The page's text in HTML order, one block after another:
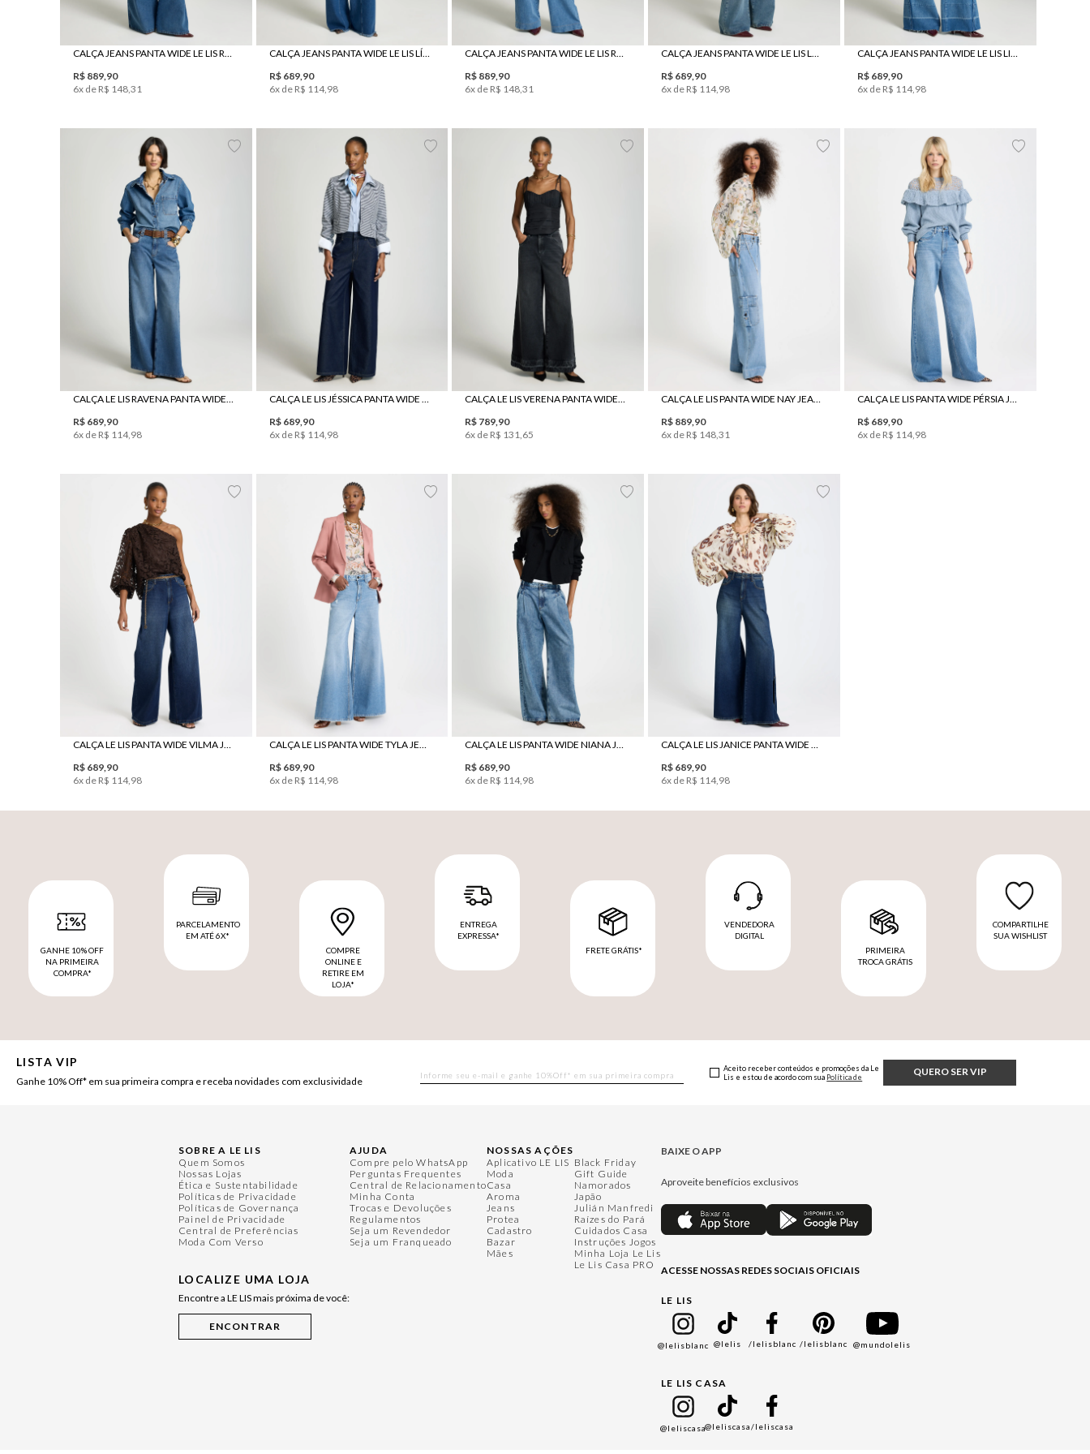
CALÇA JEANS PANTA WIDE LE LIS RORY FEMININA
R$ 889, 90
6x de R$ 148, 31
CALÇA JEANS PANTA WIDE LE LIS LÍVIA FEMININA
R$ 689, 90
6x de R$ 114, 98
CALÇA JEANS PANTA WIDE LE LIS RENATA FEMININA
R$ 889 90
6x de R$ 148 ,31
CALÇA JEANS PANTA WIDE LE LIS LARA FEMININA
R$ 689 90
6x de R$ 114, 98
CALÇA JEANS PANTA WIDE LE LIS LIANA FEMININA
R$ 689 90
6x de R$ 114, 98
34 36 38
CALÇA LE LIS RAVENA PANTA WIDE JEANS FEMININA
R$ 689, 90
6x de R$ 114, 98
34 36 38
CALÇA LE LIS JÉSSICA PANTA WIDE JEANS FEMININA
R$ 689, 90
6x de R$ 114, 98
34 36
CALÇA LE LIS VERENA PANTA WIDE BLACK JEANS FEMININA
R$ 789 90
6x de R$ 131 65
34 36 38
CALÇA LE LIS PANTA WIDE NAY JEANS FEMININA
R$ 889 90
6x de R$ 148 ,31
34 36 38
CALÇA LE LIS PANTA WIDE PÉRSIA JEANS FEMININA
R$ 689 90
6x de R$ 114, 98
36 38
CALÇA LE LIS PANTA WIDE VILMA JEANS FEMININA
R$ 689, 90
6x de R$ 114, 98
34 36 38
CALÇA LE LIS PANTA WIDE TYLA JEANS FEMININA
R$ 689, 90
6x de R$ 114, 98
34 36 38
CALÇA LE LIS PANTA WIDE NIANA JEANS FEMININA
R$ 689 90
6x de R$ 114, 98
36 38
CALÇA LE LIS JANICE PANTA WIDE JEANS FEMININA
R$ 689 90
6x de R$ 114, 98
GANHE 10% OFF
NA PRIMEIRA
COMPRA*
PARCELAMENTO
EM ATÉ 6X*
COMPRE
ONLINE E
RETIRE EM
LOJA*
ENTREGA
EXPRESSA*
FRETE GRÁTIS*
VENDEDORA
DIGITAL
PRIMEIRA
TROCA GRÁTIS
COMPARTILHE
SUA WISHLIST
LISTA VIP
Ganhe 10% Off* em sua primeira compra e receba novidades com exclusividade
QUERO SER VIP
Aceito receber conteúdos e promoções da Le
Lis e estou de acordo com sua Política de
SOBRE A LE LIS
Quem Somos
Nossas Lojas
Ética e Sustentabilidade
Políticas de Privacidade
Políticas de Governança
Painel de Privacidade
Central de Preferências
Moda Com Verso
LOCALIZE UMA LOJA
Encontre a LE LIS mais próxima de você:
AJUDA
Compre pelo WhatsApp
Perguntas Frequentes
Central de Relacionamento
Minha Conta
Trocas e Devoluções
Regulamentos
Seja um Revendedor
Seja um Franqueado
NOSSAS AÇÕES
Aplicativo LE LIS
Moda
Casa
Aroma
Jeans
Protea
Cadastro
Bazar
Mães
Black Friday
Gift Guide
Namorados
Japão
Julián Manfredi
Raízes do Pará
Cuidados Casa
Instruções Jogos
Minha Loja Le Lis
Le Lis Casa PRO
BAIXE O APP
Aproveite benefícios exclusivos
ACESSE NOSSAS REDES SOCIAIS OFICIAIS
LE LIS
@lelisblanc @lelis /lelisblanc /lelisblanc @mundolelis
LE LIS CASA
@leliscasa@leliscasa/leliscasa